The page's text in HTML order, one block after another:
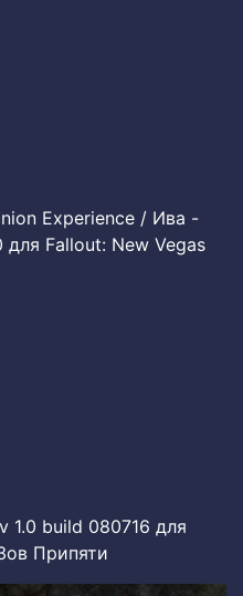
Experience / Ива -
Fallout: New Vegas
1.0 build 080716 для
Припяти